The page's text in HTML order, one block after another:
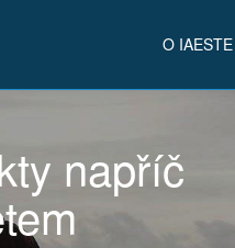
O IAESTE
napříč